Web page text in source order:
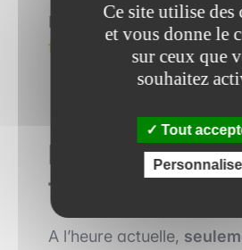
Lire plus : Finance
finance de marché ?
La DeFi : le futur
finance ?
A l’heure actuelle,
Ce site utilise des
et vous donne le
sur ceux que
souhaitez
Tout